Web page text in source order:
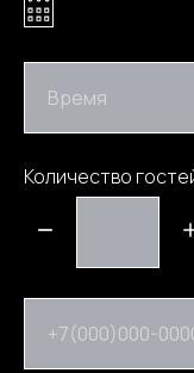
Время
Количество
+7(000)000-